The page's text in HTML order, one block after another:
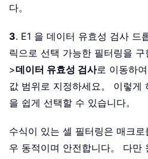
다。
3. E1 을 데이터 유효성 검사 드
릭으로 선택 가능한 필터링을 구
>데이터 유효성 검사로 이동하여
값 범위로 지정하세요。 이렇게
을 쉽게 선택할 수 있습니다。
수식이 있는 셀 필터링은 매크
우 동적이며 안전합니다。 다만